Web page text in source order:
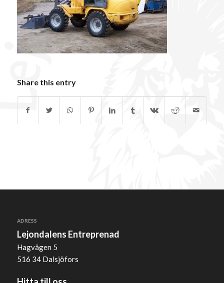
Share this entry
ADRESS
Lejondalens Entreprenad
Hagvägen 5
516 34 Dalsjöfors